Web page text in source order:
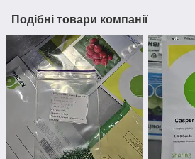
Подібні товари компанії